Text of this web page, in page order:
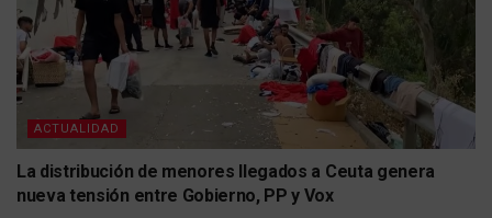
ACTUALIDAD
La distribución de menores llegados a Ceuta genera
nueva tensión entre Gobierno, PP y Vox